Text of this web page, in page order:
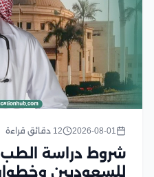
2026-08-01 12 دقائق قراءة
شروط دراسة
للسعوديين وخطوات